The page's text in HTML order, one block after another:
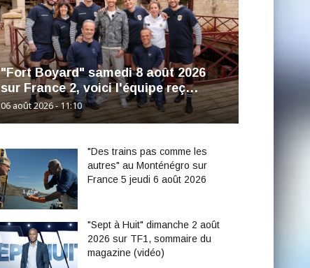
"Fort Boyard" samedi 8 août 2026
sur France 2, voici l'équipe reç…
06 août 2026 - 11:10
"Des trains pas comme les
autres" au Monténégro sur
France 5 jeudi 6 août 2026
"Sept à Huit" dimanche 2 août
2026 sur TF1, sommaire du
magazine (vidéo)